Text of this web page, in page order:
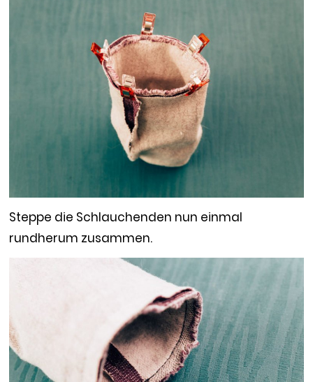
Steppe die Schlauchenden nun einmal
rundherum zusammen.